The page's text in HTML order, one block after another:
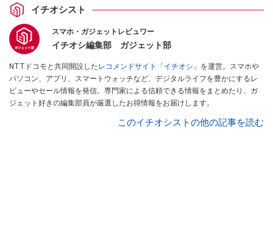
イチオシスト
スマホ・ガジェットレビュワー
イチオシ編集部 ガジェット部
NTTドコモと共同開設したレコメンドサイト「イチオシ」 を運営。スマホや
パソコン、アプリ、スマートウォッチなど、デジタルライフを豊かにするレ
ビューやセール情報を発信。専門家による信頼できる情報をまとめたり、ガ
ジェット好きの編集部員が厳選したお得情報をお届けします。
このイチオシストの他の記事を読む